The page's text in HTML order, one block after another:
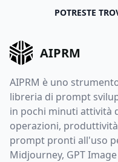
POTRESTE
AIPRM
AIPRM è uno
libreria di prompt
in pochi minuti attività
operazioni,
prompt pronti all'uso
Midjourney, GPT